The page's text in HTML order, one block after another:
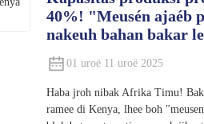
40%! "Meusén ajaéb
nakeuh bahan bakar
01 uroë 11 uroë 2025
Haba jroh nibak Afrika Timu! Bak
ramee di Kenya, lhee boh